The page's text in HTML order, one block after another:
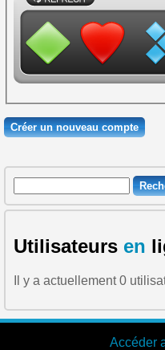
Formulaire de
Recherche
Utilisateurs en
Il y a actuellement 0
Accéder